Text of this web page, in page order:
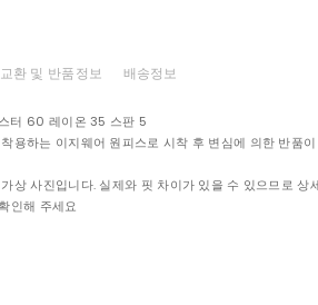
교환 및 반품정보 배송정보
터 60 레이온 35 스판 5
용하는 이지웨어 원피스로 시착 후 변심에 의한 반품
상 사진입니다. 실제와 핏 차이가 있을 수 있으므로 상
인해 주세요